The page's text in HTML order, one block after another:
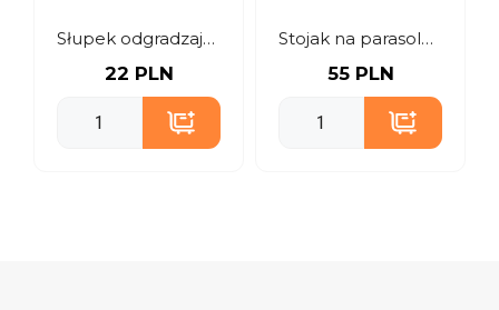
Słupek odgradzający z taśmą czarną
22 PLN
Stojak na parasole + 5 parasoli
55 PLN